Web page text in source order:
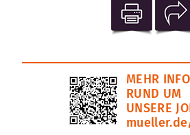
MEHR
RUND UM
UNSERE